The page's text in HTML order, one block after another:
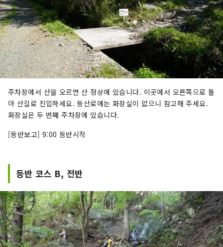
주차장에서 산을 오르면 산 정상에 있습니다. 이곳에서 오른쪽으로 돌
아 산길로 진입하세요. 등산로에는 화장실이 없으니 참고해 주세요.
화장실은 두 번째 주차장에 있습니다.
[등반보고] 9:00 등반시작
등반 코스 B, 전반